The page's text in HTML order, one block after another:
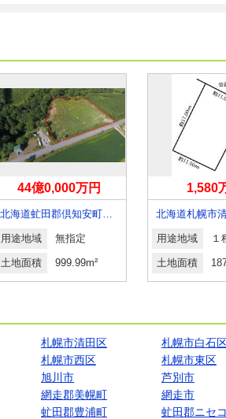
44億0,000万円
北海道虻田郡倶知安町字岩尾別
用途地域 無指定
土地面積 999.99m²
1,580
用途地域 １
土地面積
札幌市清田区
札幌市白石
札幌市西区
札幌市東区
旭川市
芦別市
網走郡美幌町
網走市
虻田郡豊浦町
虻田郡ニセ